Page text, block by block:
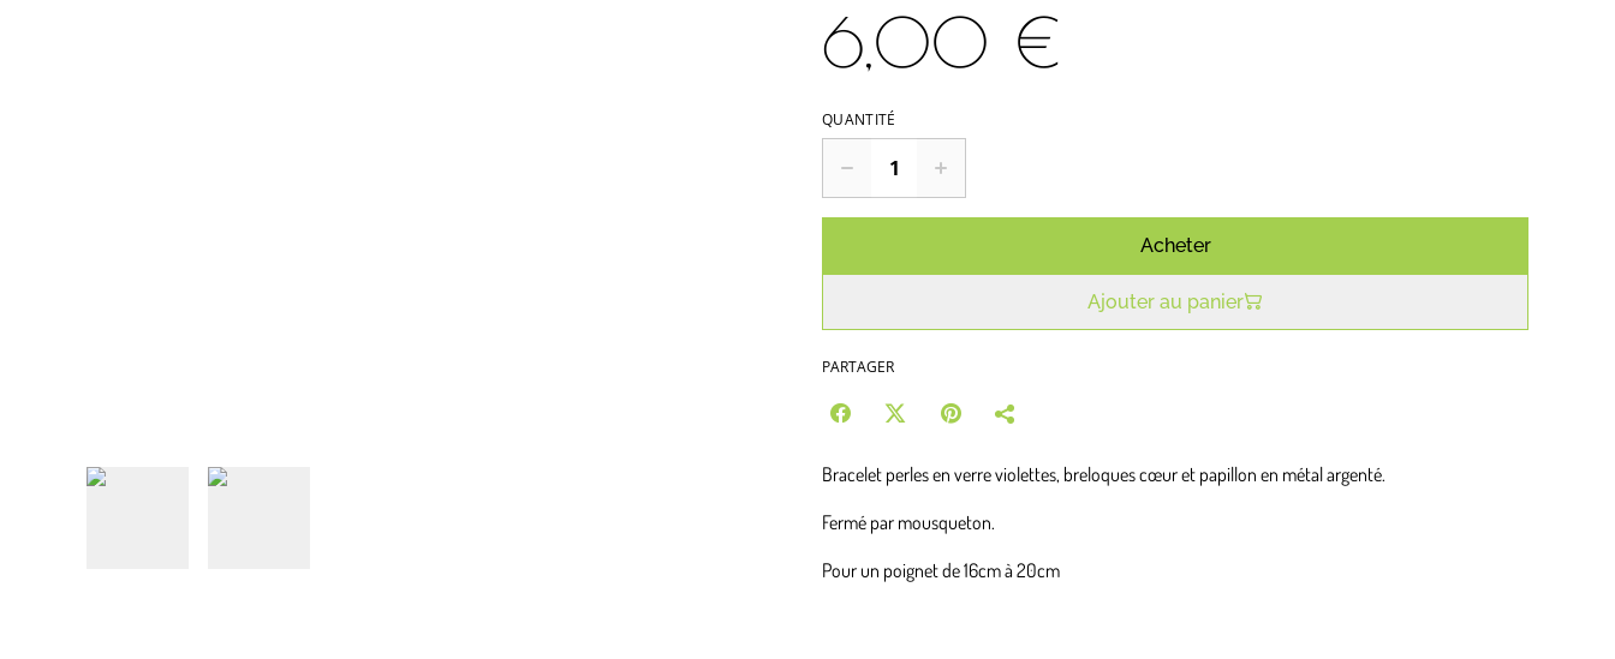
6,00 €
QUANTITÉ
Acheter
Ajouter au panier
PARTAGER
Bracelet perles en verre violettes, breloques cœur et papillon en métal argenté.
Fermé par mousqueton.
Pour un poignet de 16cm à 20cm